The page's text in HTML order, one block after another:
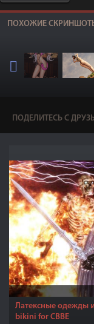
ПОХОЖИЕ
ПОДЕЛИТЕСЬ С
Латексные одежды
bikini for CBBE